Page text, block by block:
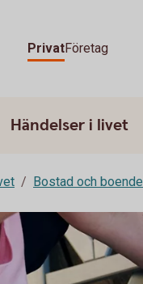
PrivatFöretag
Händelser i livet
Bostad och boende